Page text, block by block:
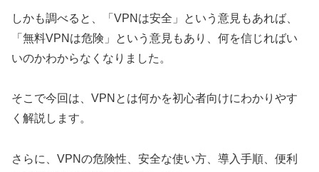
しかも調べると、「VPNは安全」という意見もあれば、
「無料VPNは危険」という意見もあり、何を信じればい
いのかわからなくなりました。
そこで今回は、VPNとは何かを初心者向けにわかりやす
く解説します。
さらに、VPNの危険性、安全な使い方、導入手順、便利